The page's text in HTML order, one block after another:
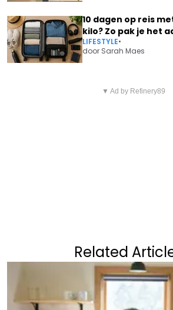
10 dagen op reis
kilo? Zo pak je het
LIFESTYLE•
door Sarah Maes
OVERWOOG NATALIA
▼ Ad by Refinery89
Related